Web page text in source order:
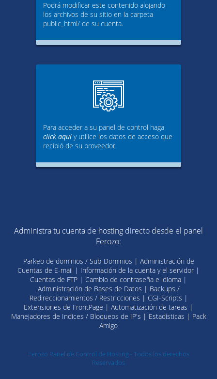
Podrá modificar este contenido alojando
los archivos de su sitio en la carpeta
public_html/ de su cuenta.
Para acceder a su panel de control haga
click aquíy utilice los datos de acceso que
recibió de su proveedor.
Administra tu cuenta de hosting directo desde el panel
Ferozo:
Parkeo de dominios / Sub-Dominios | Administración de
Cuentas de E-mail | Información de la cuenta y el servidor |
Cuentas de FTP | Cambio de contraseña e idioma |
Administración de Bases de Datos | Backups /
Redireccionamientos / Restricciones | CGI-Scripts |
Extensiones de FrontPage | Automatización de tareas |
Manejadores de Indices / Bloqueos de IP's | Estadísticas | Pack
Amigo
Ferozo Panel de Control de Hosting - Todos los derechos
Reservados